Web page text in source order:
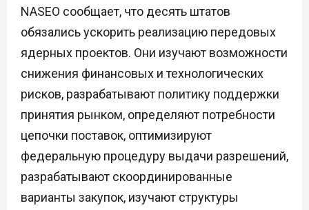
NASEO сообщает, что десять штатов
обязались ускорить реализацию передовых
ядерных проектов. Они изучают возможности
снижения финансовых и технологических
рисков, разрабатывают политику поддержки
принятия рынком, определяют потребности
цепочки поставок, оптимизируют
федеральную процедуру выдачи разрешений,
разрабатывают скоординированные
варианты закупок, изучают структуры